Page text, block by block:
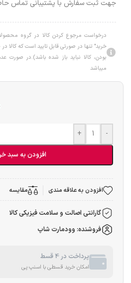
جهت ثبت سفارش با پشتیبانی تماس
درخواست مرجوع کردن کالا در گروه
خرید" تنها در صورتی قابل تایید است که کالا
میباشد
-
+
افزودن به سبد
افزودن به علاقه مندی مقایسه
گارانتی اصالت و سلامت فیزیکی کالا
فروشنده: وودمارت شاپ
پرداخت در 4 قسط
امکان خرید قسطی با اسنپ پی